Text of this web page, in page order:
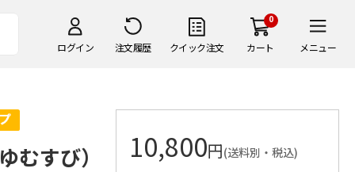
ログイン 注文履歴 クイック注文
0
カート メニュー
むすび） 10,800円(送料別・税込)